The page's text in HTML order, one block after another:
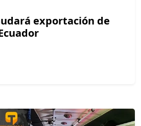
exportación de